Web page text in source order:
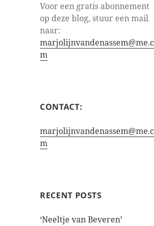
Voor een gratis abonnement
op deze blog, stuur een mail
naar:
m
CONTACT:
m
RECENT POSTS
‘Neeltje van Beveren’